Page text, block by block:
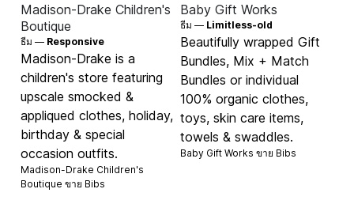
Madison-Drake Children's
Boutique
ธีม — Responsive
Madison-Drake is a
children's store featuring
upscale smocked &
appliqued clothes, holiday,
birthday & special
occasion outfits.
Madison-Drake Children's
Boutique ขาย Bibs
Baby Gift Works
ธีม — Limitless-old
Beautifully wrapped Gift
Bundles, Mix + Match
Bundles or individual
100% organic clothes,
toys, skin care items,
towels & swaddles.
Baby Gift Works ขาย Bibs